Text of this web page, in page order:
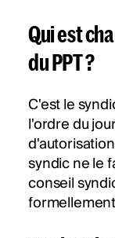
Qui est
du PPT ?
C'est le
l'ordre du
syndic ne le
conseil